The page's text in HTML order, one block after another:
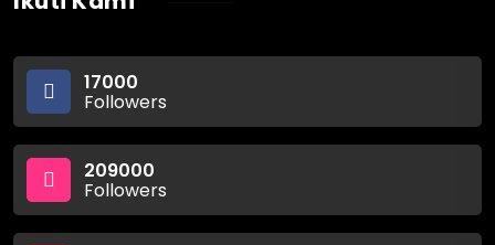
17000
Followers
209000
Followers